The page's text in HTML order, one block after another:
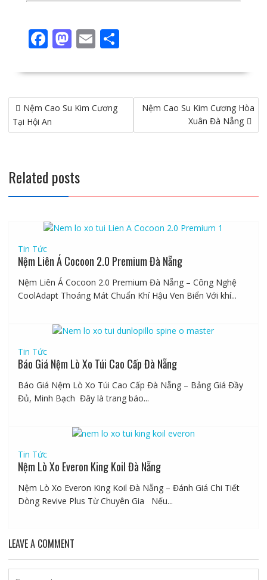
F
e
b
o
o
M
to
d
o
n
E
ai
l
S
ar
e
Điều
hướng
bài
Nệm Cao Su Kim Cương
Tại Hội An
Nệm Cao Su Kim Cương Hòa
Xuân Đà Nẵng
Related posts
Tin Tức
Nệm Liên Á Cocoon 2.0 Premium Đà Nẵng
Nệm Liên Á Cocoon 2.0 Premium Đà Nẵng – Công Nghệ
CoolAdapt Thoáng Mát Chuẩn Khí Hậu Ven Biển Với khí...
Tin Tức
Báo Giá Nệm Lò Xo Túi Cao Cấp Đà Nẵng
Báo Giá Nệm Lò Xo Túi Cao Cấp Đà Nẵng – Bảng Giá Đầy
Đủ, Minh Bạch Đây là trang báo...
Tin Tức
Nệm Lò Xo Everon King Koil Đà Nẵng
Nệm Lò Xo Everon King Koil Đà Nẵng – Đánh Giá Chi Tiết
Dòng Revive Plus Từ Chuyên Gia Nếu...
LEAVE A COMMENT